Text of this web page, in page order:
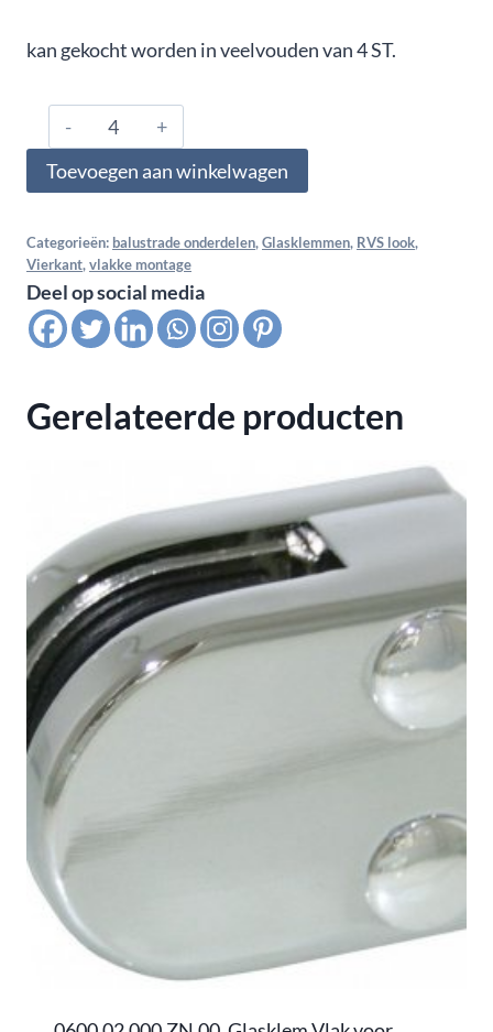
kan gekocht worden in veelvouden van 4 ST.
1752.01.000.ZN.04,
Glasklem
vlak
multiglas
17,52
MM
(8-
8),
RVS
Toevoegen aan winkelwagen
Categorieën: balustrade onderdelen, Glasklemmen, RVS look,
Vierkant, vlakke montage
Deel op social media
Gerelateerde producten